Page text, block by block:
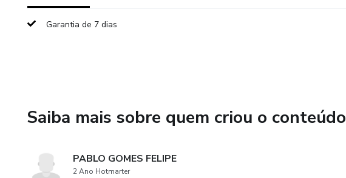
Garantia de 7 dias
Saiba mais sobre quem criou o conteúdo
PABLO GOMES FELIPE
2 Ano Hotmarter